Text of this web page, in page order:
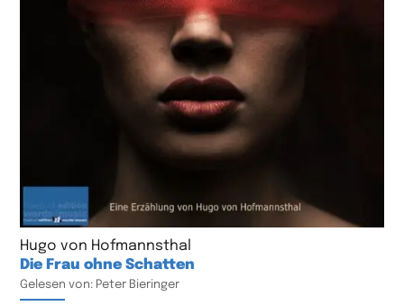
Hugo von Hofmannsthal
Die Frau ohne Schatten
Gelesen von: Peter Bieringer